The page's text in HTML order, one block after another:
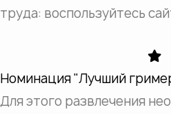
труда: воспользуйтесь
Номинация "Лучший
Для этого развлечения